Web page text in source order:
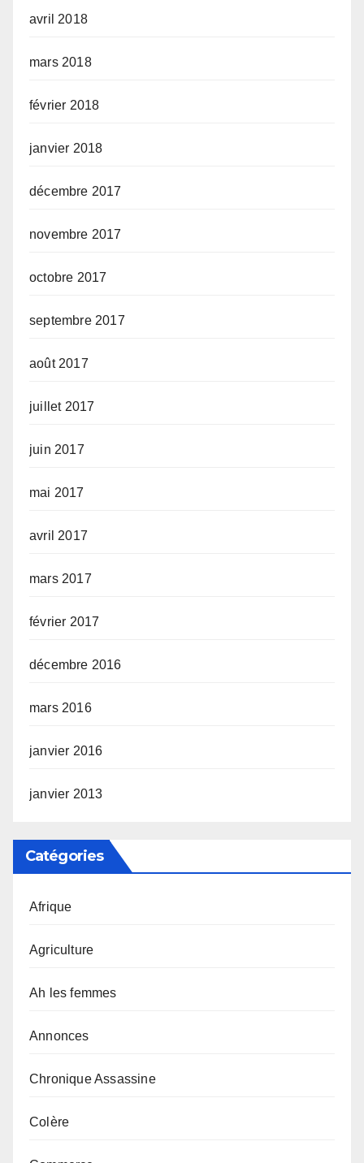
avril 2018
mars 2018
février 2018
janvier 2018
décembre 2017
novembre 2017
octobre 2017
septembre 2017
août 2017
juillet 2017
juin 2017
mai 2017
avril 2017
mars 2017
février 2017
décembre 2016
mars 2016
janvier 2016
janvier 2013
Catégories
Afrique
Agriculture
Ah les femmes
Annonces
Chronique Assassine
Colère